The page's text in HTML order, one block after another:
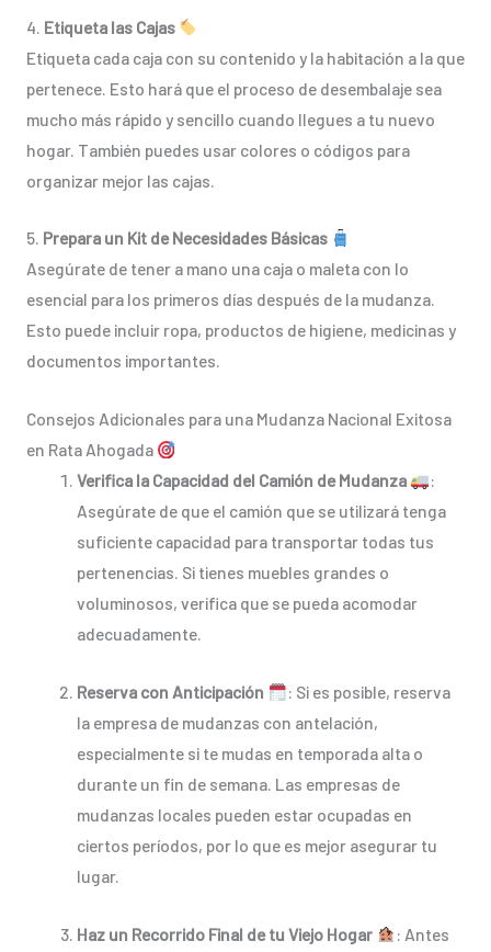
4. Etiqueta las Cajas
Etiqueta cada caja con su contenido y la habitación a la que
pertenece. Esto hará que el proceso de desembalaje sea
mucho más rápido y sencillo cuando llegues a tu nuevo
hogar. También puedes usar colores o códigos para
organizar mejor las cajas.
5. Prepara un Kit de Necesidades Básicas
Asegúrate de tener a mano una caja o maleta con lo
esencial para los primeros días después de la mudanza.
Esto puede incluir ropa, productos de higiene, medicinas y
documentos importantes.
Consejos Adicionales para una Mudanza Nacional Exitosa
en Rata Ahogada
Verifica la Capacidad del Camión de Mudanza
:
Asegúrate de que el camión que se utilizará tenga
suficiente capacidad para transportar todas tus
pertenencias. Si tienes muebles grandes o
voluminosos, verifica que se pueda acomodar
adecuadamente.
Reserva con Anticipación
: Si es posible, reserva
la empresa de mudanzas con antelación,
especialmente si te mudas en temporada alta o
durante un fin de semana. Las empresas de
mudanzas locales pueden estar ocupadas en
ciertos períodos, por lo que es mejor asegurar tu
lugar.
Haz un Recorrido Final de tu Viejo Hogar
: Antes